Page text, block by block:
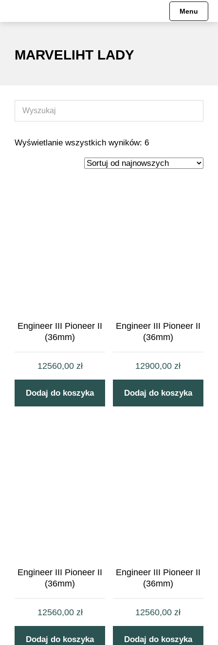
Menu
MARVELIHT LADY
Wyświetlanie wszystkich wyników: 6
Engineer III Pioneer II
(36mm)
12560,00 zł
Dodaj do koszyka
Engineer III Pioneer II
(36mm)
12900,00 zł
Dodaj do koszyka
Engineer III Pioneer II
(36mm)
12560,00 zł
Dodaj do koszyka
Engineer III Pioneer II
(36mm)
12560,00zł
Dodaj do koszyka